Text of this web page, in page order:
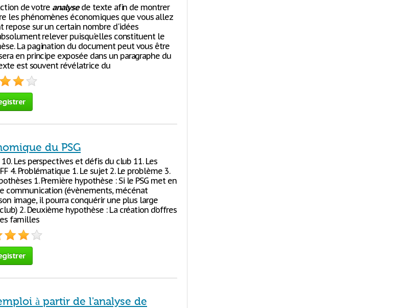
de votre analysede texte afin de montrer
les phénomènes économiques que vous allez
repose sur un certain nombre d'idées
relever puisqu'elles constituent le
La pagination du document peut vous être
en principe exposée dans un paragraphe du
est souvent révélatrice du
du PSG
Les perspectives et défis du club 11. Les
4. Problématique 1. Le sujet 2. Le problème 3.
1. Première hypothèse : Si le PSG met en
communication (évènements, mécénat
image, il pourra conquérir une plus large
2. Deuxième hypothèse : La création d’offres
familles
à partir de l'analyse de